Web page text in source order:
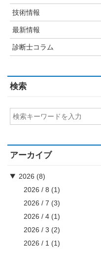
技術情報
最新情報
診断士コラム
検索
アーカイブ
2026 (8)
2026 / 8 (1)
2026 / 7 (3)
2026 / 4 (1)
2026 / 3 (2)
2026 / 1 (1)